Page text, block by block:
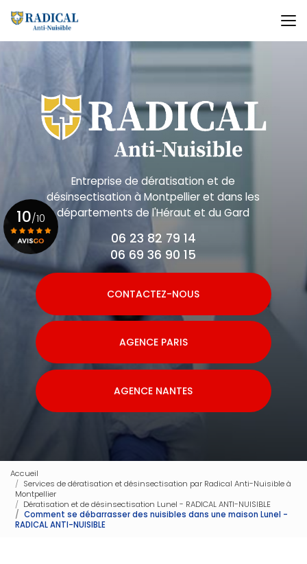
au
contenu
principal
Entreprise de dératisation et de
désinsectisationà Montpellier et dans les
départements de l'Héraut et du Gard
06 23 82 79 14
06 69 36 90 15
CONTACTEZ-NOUS
AGENCE PARIS
AGENCE NANTES
10/10
Voir le certificat
Accueil
Services de dératisation et désinsectisation par Radical Anti-Nuisible à
Montpellier
Dératisation et de désinsectisation Lunel - RADICAL ANTI-NUISIBLE
Comment se débarrasser des nuisibles dans une maison Lunel -
RADICAL ANTI-NUISIBLE